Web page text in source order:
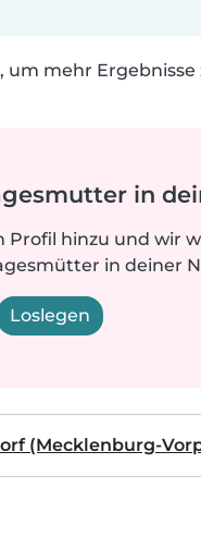
um mehr Ergebnisse
in
Profil hinzu und wir
in deiner
Loslegen
(Mecklenburg-